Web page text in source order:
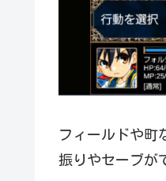
フィールドや町
振りやセーブが